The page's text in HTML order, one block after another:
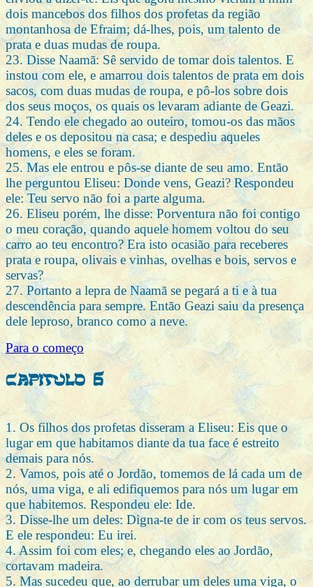
dois mancebos dos filhos dos profetas da região
montanhosa de Efraim; dá-lhes, pois, um talento de
prata e duas mudas de roupa.
23. Disse Naamã: Sê servido de tomar dois talentos. E
instou com ele, e amarrou dois talentos de prata em dois
sacos, com duas mudas de roupa, e pô-los sobre dois
dos seus moços, os quais os levaram adiante de Geazi.
24. Tendo ele chegado ao outeiro, tomou-os das mãos
deles e os depositou na casa; e despediu aqueles
homens, e eles se foram.
25. Mas ele entrou e pôs-se diante de seu amo. Então
lhe perguntou Eliseu: Donde vens, Geazi? Respondeu
ele: Teu servo não foi a parte alguma.
26. Eliseu porém, lhe disse: Porventura não foi contigo
o meu coração, quando aquele homem voltou do seu
carro ao teu encontro? Era isto ocasião para receberes
prata e roupa, olivais e vinhas, ovelhas e bois, servos e
servas?
27. Portanto a lepra de Naamã se pegará a ti e à tua
descendência para sempre. Então Geazi saiu da presença
dele leproso, branco como a neve.
Para o começo
Capitulo 6
1. Os filhos dos profetas disseram a Eliseu: Eis que o
lugar em que habitamos diante da tua face é estreito
demais para nós.
2. Vamos, pois até o Jordão, tomemos de lá cada um de
nós, uma viga, e ali edifiquemos para nós um lugar em
que habitemos. Respondeu ele: Ide.
3. Disse-lhe um deles: Digna-te de ir com os teus servos.
E ele respondeu: Eu irei.
4. Assim foi com eles; e, chegando eles ao Jordão,
cortavam madeira.
5. Mas sucedeu que, ao derrubar um deles uma viga, o